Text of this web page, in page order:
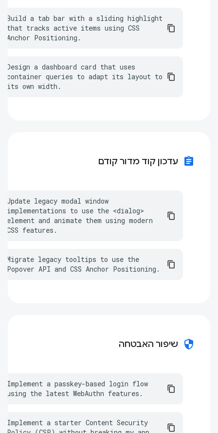
Build a tab bar with a sliding highlight
that tracks active items using CSS
Anchor Positioning.
Design a dashboard card that uses
container queries to adapt its layout to
its own width.
assignment עדכון קוד מדור קודם
Update legacy modal window
implementations to use the <dialog>
element and animate them using modern
CSS features.
Migrate legacy tooltips to use the
Popover API and CSS Anchor Positioning.
security שיפור האבטחה
Implement a passkey-based login flow
using the latest WebAuthn features.
Implement a starter Content Security